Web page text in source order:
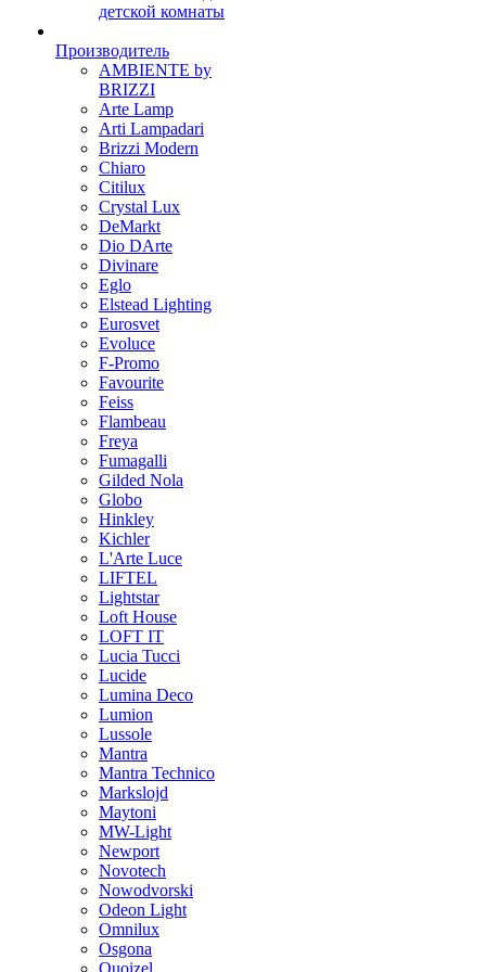
детской комнаты
Производитель
AMBIENTE by
BRIZZI
Arte Lamp
Arti Lampadari
Brizzi Modern
Chiaro
Citilux
Crystal Lux
DeMarkt
Dio DArte
Divinare
Eglo
Elstead Lighting
Eurosvet
Evoluce
F-Promo
Favourite
Feiss
Flambeau
Freya
Fumagalli
Gilded Nola
Globo
Hinkley
Kichler
L'Arte Luce
LIFTEL
Lightstar
Loft House
LOFT IT
Lucia Tucci
Lucide
Lumina Deco
Lumion
Lussole
Mantra
Mantra Technico
Markslojd
Maytoni
MW-Light
Newport
Novotech
Nowodvorski
Odeon Light
Omnilux
Osgona
Quoizel